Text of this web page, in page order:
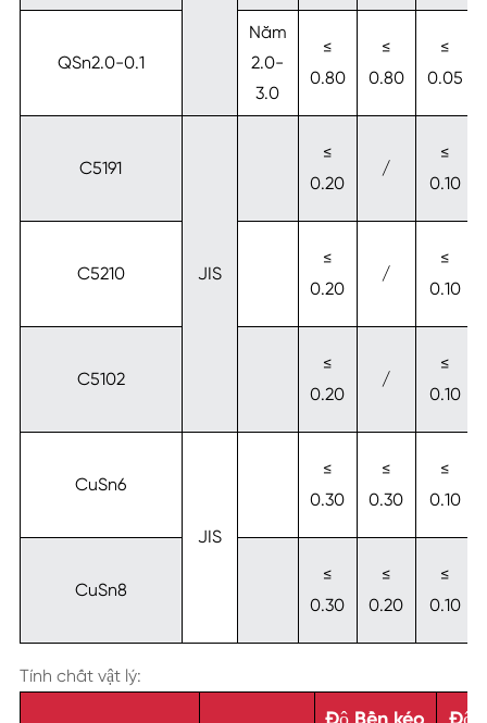
QSn2.0-0.1
Năm
2.0-
3.0
≤
0.80
≤
0.80
≤
0.05
C5191
JIS
≤
0.20
/
≤
0.10
C5210
≤
0.20
/
≤
0.10
C5102
≤
0.20
/
≤
0.10
CuSn6
JIS
≤
0.30
≤
0.30
≤
0.10
CuSn8
≤
0.30
≤
0.20
≤
0.10
Tính chất vật lý: